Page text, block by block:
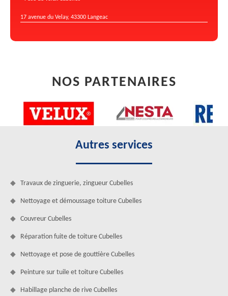
17 avenue du Velay, 43300 Langeac
NOS PARTENAIRES
Autres services
Travaux de zinguerie, zingueur Cubelles
Nettoyage et démoussage toiture Cubelles
Couvreur Cubelles
Réparation fuite de toiture Cubelles
Nettoyage et pose de gouttière Cubelles
Peinture sur tuile et toiture Cubelles
Habillage planche de rive Cubelles